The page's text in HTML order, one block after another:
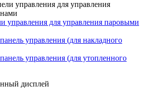
управления для управления паровыми
управления (для накладного
управления (для утопленного